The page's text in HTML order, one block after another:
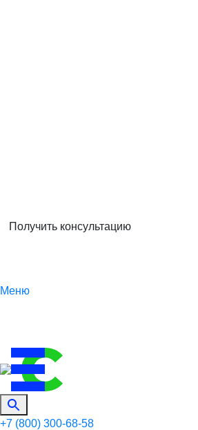
Получить консультацию
Меню
+7 (800) 300-68-58